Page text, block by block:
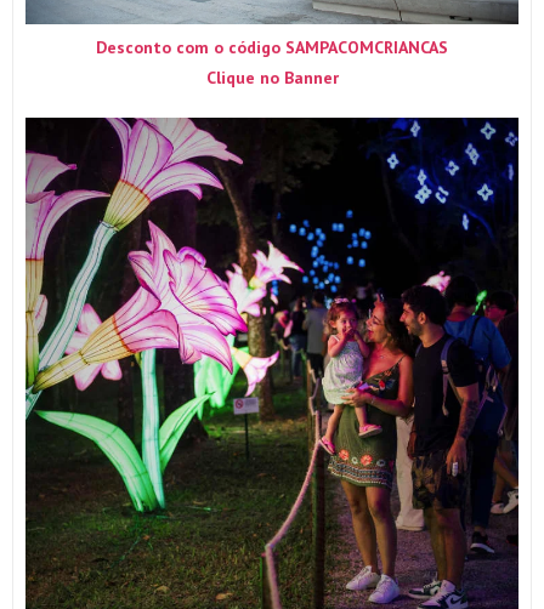
Desconto com o código SAMPACOMCRIANCAS
Clique no Banner